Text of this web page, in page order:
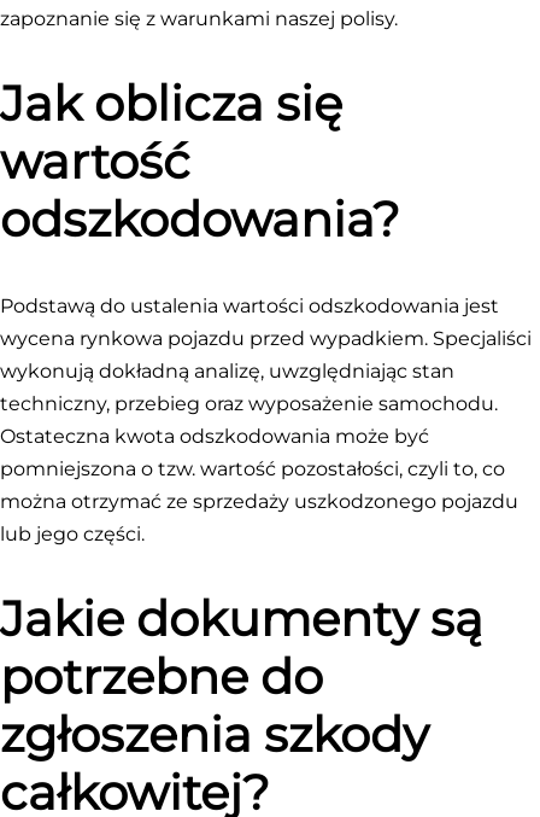
zapoznanie się z warunkami naszej polisy.
Jak oblicza się
wartość
odszkodowania?
Podstawą do ustalenia wartości odszkodowania jest
wycena rynkowa pojazdu przed wypadkiem. Specjaliści
wykonują dokładną analizę, uwzględniając stan
techniczny, przebieg oraz wyposażenie samochodu.
Ostateczna kwota odszkodowania może być
pomniejszona o tzw. wartość pozostałości, czyli to, co
można otrzymać ze sprzedaży uszkodzonego pojazdu
lub jego części.
Jakie dokumenty są
potrzebne do
zgłoszenia szkody
całkowitej?